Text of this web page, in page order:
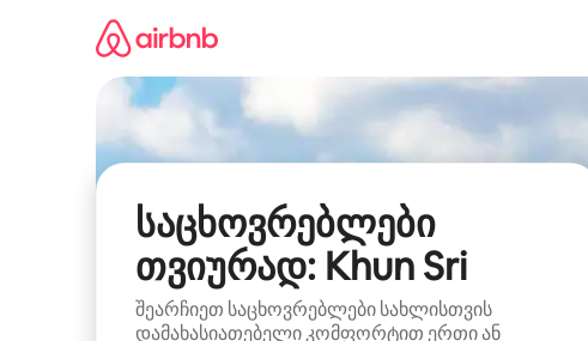
საცხოვრებლები
თვიურად: Khun Sri
შეარჩიეთ საცხოვრებლები სახლისთვის
დამახასიათებელი კომფორტით ერთი ან